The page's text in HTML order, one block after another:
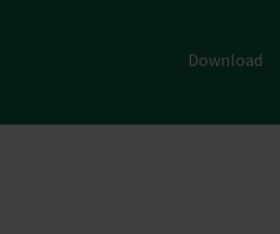
Download